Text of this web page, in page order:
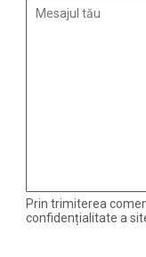
Prin trimiterea
confidențialitate a